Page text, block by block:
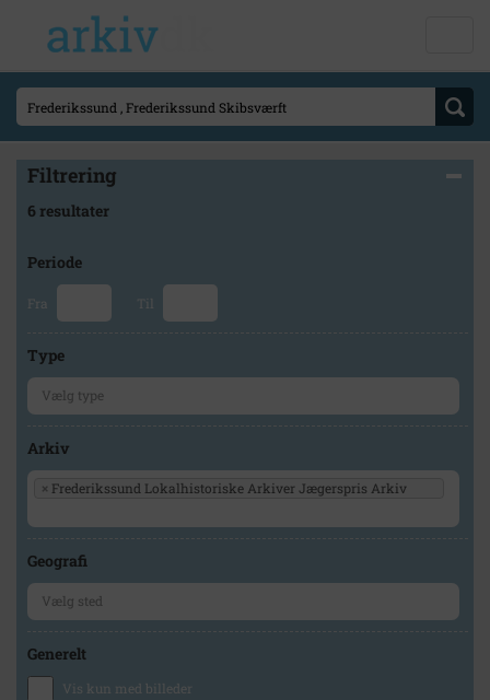
Filtrering
6 resultater
Periode
Fra Til
Type
Arkiv
× Frederikssund Lokalhistoriske Arkiver Jægerspris Arkiv
Geografi
Generelt
Vis kun med billeder